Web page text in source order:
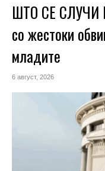
ШТО СЕ СЛУЧИ
со жестоки
младите
6 август, 2026